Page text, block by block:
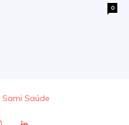
0
Sami Saúde